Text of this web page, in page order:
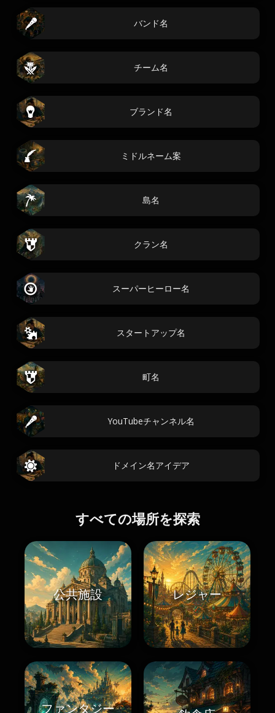
バンド名
チーム名
ブランド名
ミドルネーム案
島名
クラン名
スーパーヒーロー名
スタートアップ名
町名
YouTubeチャンネル名
ドメイン名アイデア
すべての場所を探索
公共施設 レジャー
ファンタジー